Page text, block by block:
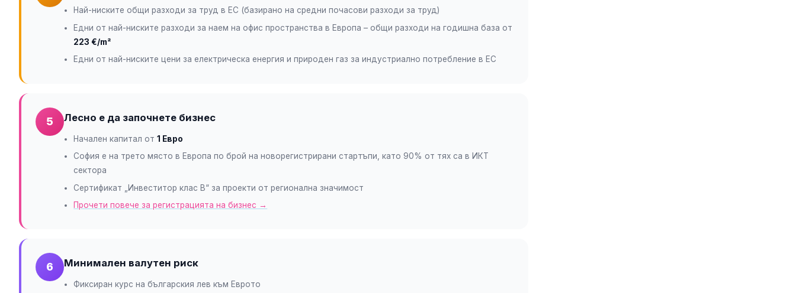
Най-ниските общи разходи за труд в ЕС (базирано на средни почасови разходи за труд)
Едни от най-ниските разходи за наем на офис пространства в Европа – общи разходи на годишна база от
223 €/m²
Едни от най-ниските цени за електрическа енергия и природен газ за индустриално потребление в ЕС
5 Лесно е да започнете бизнес
Начален капитал от1 Евро
София е на трето място в Европа по брой на новорегистрирани стартъпи, като 90% от тях са в ИКТ
сектора
Сертификат „Инвеститор клас В“ за проекти от регионална значимост
Прочети повече за регистрацията на бизнес →
6 Минимален валутен риск
Фиксиран курс на българския лев към Еврото